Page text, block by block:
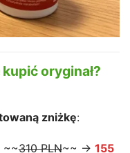
oryginał?
zniżkę:
~~310 PLN~~ → 155